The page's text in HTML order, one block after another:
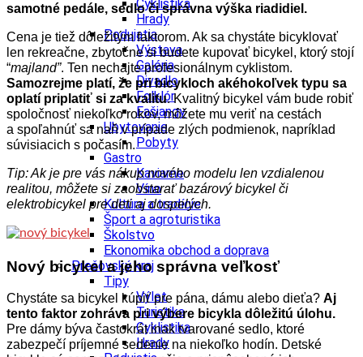
Cyklistika
Hrady
Podujatia
Výstava
Galéria
Divadlo
Folklór
Fašiangy
Ubytovanie
Pobyty
Gastro
Kaviarne
Víno
Kultúra a tradície
Šport a agroturistika
Školstvo
Ekonomika obchod a doprava
Prešovský kraj
Tipy
Výlet
Turistika
Cyklistika
Hrady
samotné pedále, sedlo či správna výška riadidiel.
Cena je tiež dôležitým faktorom. Ak sa chystáte bicyklovať
len rekreačne, zbytočne si budete kupovať bicykel, ktorý stojí
“majland”. Ten nechajte profesionálnym cyklistom.
Samozrejme platí, že pri bicykloch akéhokoľvek typu sa
oplatí priplatiť si za kvalitu. Kvalitný bicykel vám bude robiť
spoločnosť niekoľko rokov, môžete mu veriť na cestách
a spoľahnúť sa naň v prípade zlých podmienok, napríklad
súvisiacich s počasím.
Tip: Ak je pre vás nákup nového modelu len vzdialenou
realitou, môžete si zaobstarať bazárový bicykel či
elektrobicykel pre deti aj dospelých.
Nový bicykel a jeho správna veľkosť
Chystáte sa bicykel kúpiť pre pána, dámu alebo dieťa? Aj
tento faktor zohráva pri výbere bicykla dôležitú úlohu.
Pre dámy býva častokrát inak tvarované sedlo, ktoré
zabezpečí príjemné sedenie na niekoľko hodín. Detské